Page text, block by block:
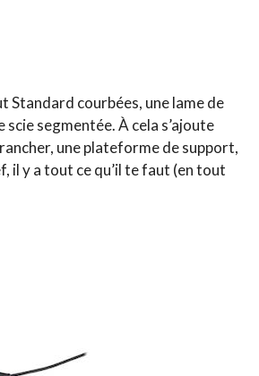
Standard courbées, une lame de
segmentée. À cela s’ajoute
une plateforme de support,
il y a tout ce qu’il te faut (en tout